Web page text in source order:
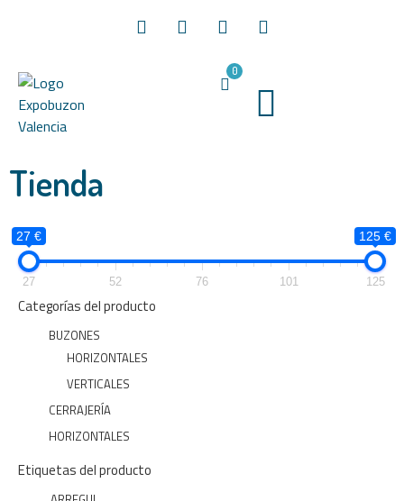
0
Tienda
27 € 125 €
27 52 76 101 125
Categorías del producto
BUZONES
HORIZONTALES
VERTICALES
CERRAJERÍA
HORIZONTALES
Etiquetas del producto